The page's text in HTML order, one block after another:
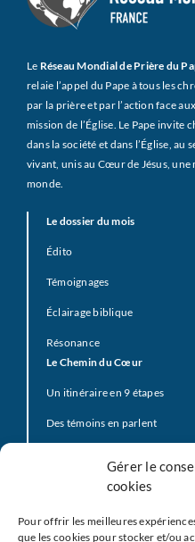
Gérer le
cookies
Pour offrir les meilleures
que les cookies pour stocker et/ou
Le Réseau Mondial de Prière du
relaie l’appel du Pape à tous les
par la prière et par l’action face
mission de l’Église. Le Pape invite
dans la société et dans l’Église, au
vivant, unis au Cœur de Jésus,
monde.
Le dossier du mois
Édito
Témoignages
Éclairage biblique
Résonance
Le Chemin du Cœur
Un itinéraire en 9 étapes
Des témoins en parlent
La Vidéo du Pape
Prier avec la Parole de Dieu